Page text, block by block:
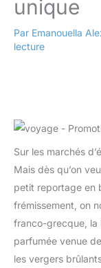
unique
Par Emanouella
lecture
Sur les marchés
Mais dès qu’on
petit reportage en
frémissement, on
franco-grecque, la
parfumée venue
les vergers